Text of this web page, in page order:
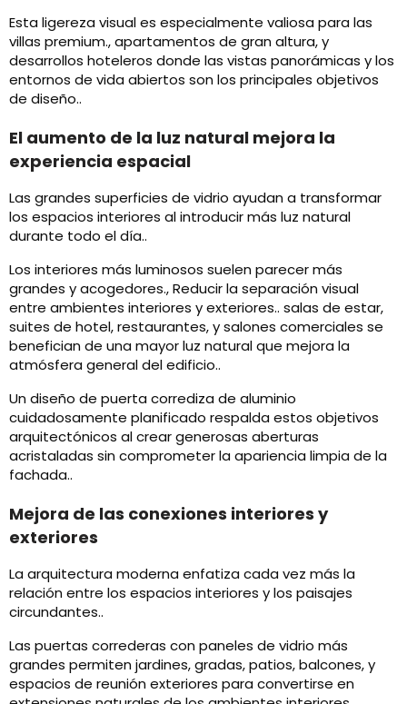
Esta ligereza visual es especialmente valiosa para las
villas premium., apartamentos de gran altura, y
desarrollos hoteleros donde las vistas panorámicas y los
entornos de vida abiertos son los principales objetivos
de diseño..
El aumento de la luz natural mejora la
experiencia espacial
Las grandes superficies de vidrio ayudan a transformar
los espacios interiores al introducir más luz natural
durante todo el día..
Los interiores más luminosos suelen parecer más
grandes y acogedores., Reducir la separación visual
entre ambientes interiores y exteriores.. salas de estar,
suites de hotel, restaurantes, y salones comerciales se
benefician de una mayor luz natural que mejora la
atmósfera general del edificio..
Un diseño de puerta corrediza de aluminio
cuidadosamente planificado respalda estos objetivos
arquitectónicos al crear generosas aberturas
acristaladas sin comprometer la apariencia limpia de la
fachada..
Mejora de las conexiones interiores y
exteriores
La arquitectura moderna enfatiza cada vez más la
relación entre los espacios interiores y los paisajes
circundantes..
Las puertas correderas con paneles de vidrio más
grandes permiten jardines, gradas, patios, balcones, y
espacios de reunión exteriores para convertirse en